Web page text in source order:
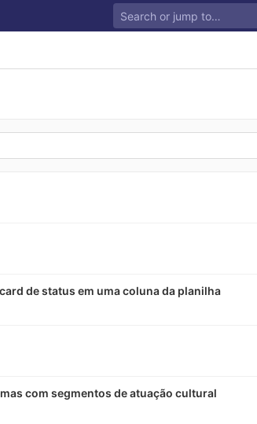
de status em uma coluna da planilha
com segmentos de atuação cultural